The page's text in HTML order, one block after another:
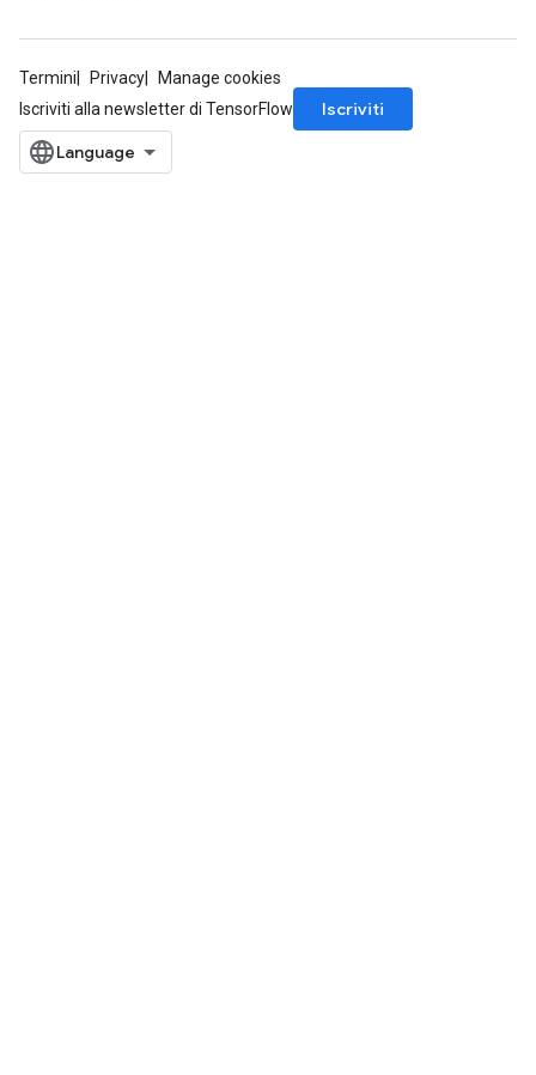
Termini Privacy
Manage cookies
Iscriviti alla newsletter di TensorFlow
Iscriviti